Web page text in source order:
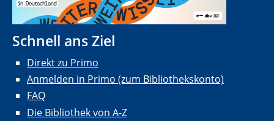
Schnell ans Ziel
Direkt zu Primo
Anmelden in Primo (zum Bibliothekskonto)
FAQ
Die Bibliothek von A-Z